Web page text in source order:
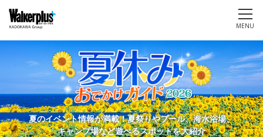
MENU
夏のイベント情報が満載！夏祭りやプール、海水浴場、
キャンプ場など遊べるスポットを大紹介